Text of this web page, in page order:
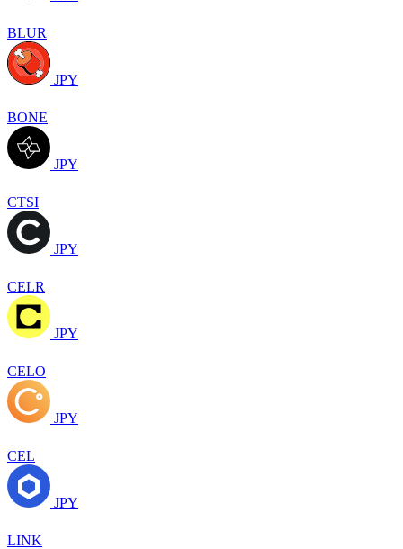
BLUR
JPY
BONE
JPY
CTSI
JPY
CELR
JPY
CELO
JPY
CEL
JPY
LINK